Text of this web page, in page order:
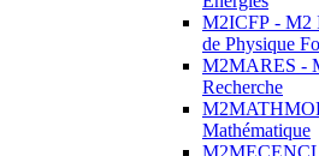
M2ICFP - M2
de Physique
M2MARES -
Recherche
Mathématique